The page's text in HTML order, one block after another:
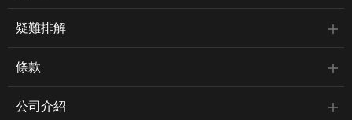
疑難排解
條款
公司介紹